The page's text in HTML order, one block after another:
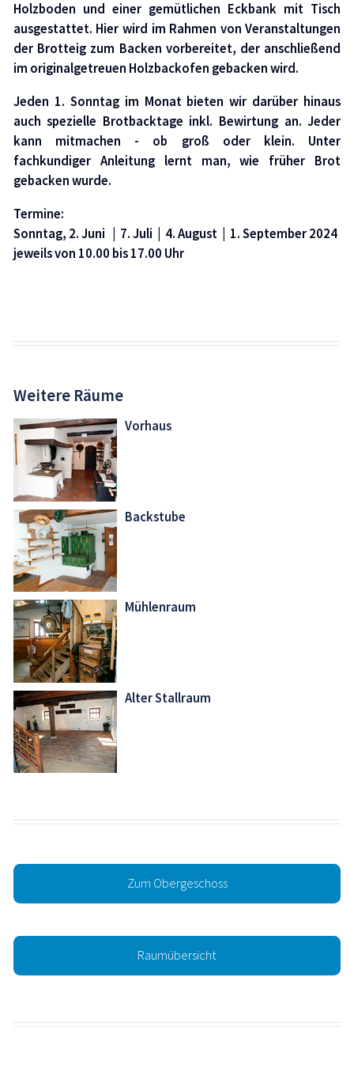
Weitere Räume
Vorhaus
Backstube
Mühlenraum
Alter Stallraum
Zum Obergeschoss
Raumübersicht
Holzboden und einer gemütlichen Eckbank mit Tisch
ausgestattet. Hier wird im Rahmen von Veranstaltungen
der Brotteig zum Backen vorbereitet, der anschließend
im originalgetreuen Holzbackofen gebacken wird.
Jeden 1. Sonntag im Monat bieten wir darüber hinaus
auch spezielle Brotbacktage inkl. Bewirtung an. Jeder
kann mitmachen - ob groß oder klein. Unter
fachkundiger Anleitung lernt man, wie früher Brot
gebacken wurde.
Termine:
Sonntag, 2. Juni | 7. Juli | 4. August | 1. September 2024
jeweils von 10.00 bis 17.00 Uhr